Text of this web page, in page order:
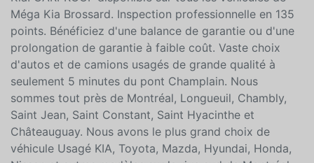
Application en ligne www.megakiabrossard.com Nous
sommes le #1 au CANADA vente véhicules Certifiés
Kia. CARPROOF disponible sur tous les véhicules de
Méga Kia Brossard. Inspection professionnelle en 135
points. Bénéficiez d'une balance de garantie ou d'une
prolongation de garantie à faible coût. Vaste choix
d'autos et de camions usagés de grande qualité à
seulement 5 minutes du pont Champlain. Nous
sommes tout près de Montréal, Longueuil, Chambly,
Saint Jean, Saint Constant, Saint Hyacinthe et